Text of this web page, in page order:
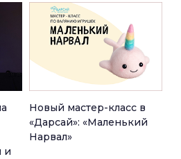
и
Новый мастер-класс в
«Дарсай»: «Маленький
Нарвал»